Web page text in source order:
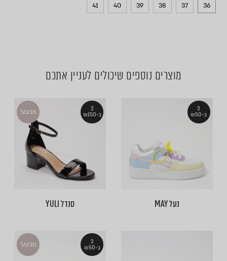
36
37
38
39
40
41
מוצרים נוספים שיכולים לעניין אתכם
2
ב-₪50
נעל MAY
2
ב-₪150
מבצע!
סנדל YULI
2
ב-₪50
מבצע!